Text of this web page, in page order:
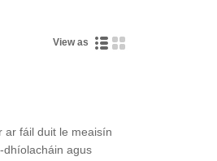
View as
ar fáil duit le meaisín
dhíolacháin agus